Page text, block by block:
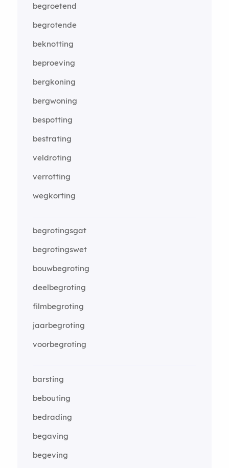
begroetend
begrotende
beknotting
beproeving
bergkoning
bergwoning
bespotting
bestrating
veldroting
verrotting
wegkorting
begrotingsgat
begrotingswet
bouwbegroting
deelbegroting
filmbegroting
jaarbegroting
voorbegroting
barsting
bebouting
bedrading
begaving
begeving